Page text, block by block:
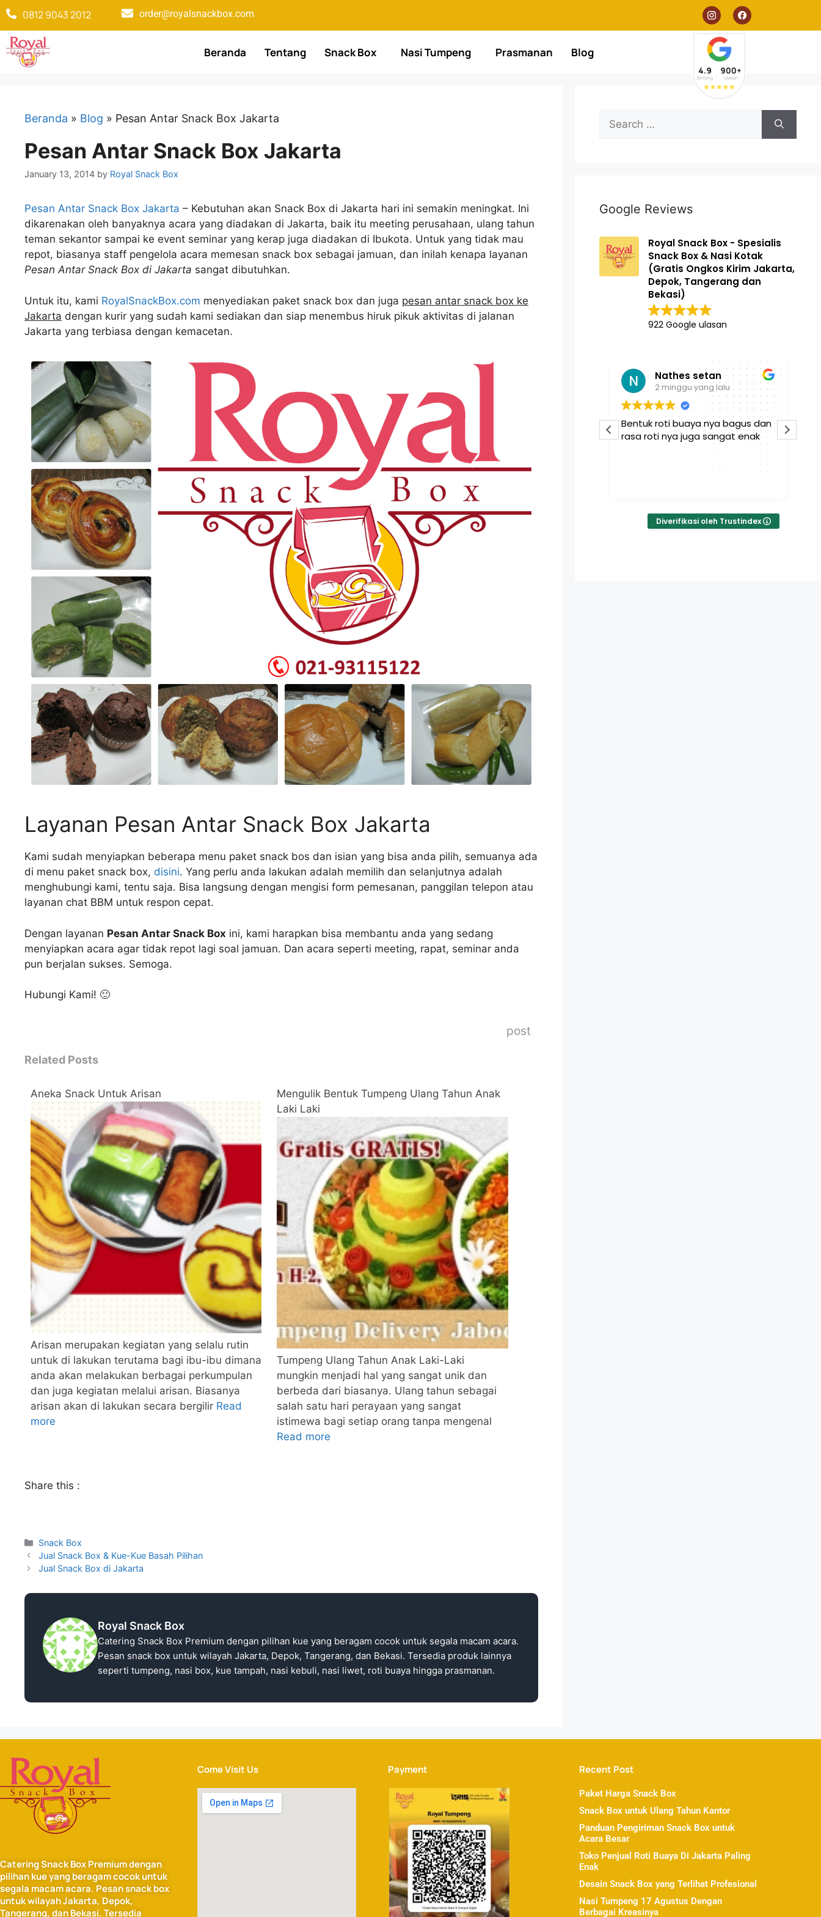
0812 9043 2012 order@royalsnackbox.com
Beranda Tentang Snack Box Nasi Tumpeng Prasmanan Blog
Beranda » Blog » Pesan Antar Snack Box Jakarta
Pesan Antar Snack Box Jakarta
January 13, 2014 by Royal Snack Box
Pesan Antar Snack Box Jakarta – Kebutuhan akan Snack Box di Jakarta hari ini semakin meningkat. Ini
dikarenakan oleh banyaknya acara yang diadakan di Jakarta, baik itu meeting perusahaan, ulang tahun
teman sekantor sampai ke event seminar yang kerap juga diadakan di Ibukota. Untuk yang tidak mau
repot, biasanya staff pengelola acara memesan snack box sebagai jamuan, dan inilah kenapa layanan
Pesan Antar Snack Box di Jakarta sangat dibutuhkan.
Untuk itu, kami RoyalSnackBox.com menyediakan paket snack box dan juga pesan antar snack box ke
Jakarta dengan kurir yang sudah kami sediakan dan siap menembus hiruk pikuk aktivitas di jalanan
Jakarta yang terbiasa dengan kemacetan.
Layanan Pesan Antar Snack Box Jakarta
Kami sudah menyiapkan beberapa menu paket snack bos dan isian yang bisa anda pilih, semuanya ada
di menu paket snack box, disini. Yang perlu anda lakukan adalah memilih dan selanjutnya adalah
menghubungi kami, tentu saja. Bisa langsung dengan mengisi form pemesanan, panggilan telepon atau
layanan chat BBM untuk respon cepat.
Dengan layanan Pesan Antar Snack Box ini, kami harapkan bisa membantu anda yang sedang
menyiapkan acara agar tidak repot lagi soal jamuan. Dan acara seperti meeting, rapat, seminar anda
pun berjalan sukses. Semoga.
Hubungi Kami! 🙂
post
Related Posts
Aneka Snack Untuk Arisan
Arisan merupakan kegiatan yang selalu rutin
untuk di lakukan terutama bagi ibu-ibu dimana
anda akan melakukan berbagai perkumpulan
dan juga kegiatan melalui arisan. Biasanya
arisan akan di lakukan secara bergilir Read
more
Mengulik Bentuk Tumpeng Ulang Tahun Anak
Laki Laki
Tumpeng Ulang Tahun Anak Laki-Laki
mungkin menjadi hal yang sangat unik dan
berbeda dari biasanya. Ulang tahun sebagai
salah satu hari perayaan yang sangat
istimewa bagi setiap orang tanpa mengenal
Read more
Share this :
Snack Box
Jual Snack Box & Kue-Kue Basah Pilihan
Jual Snack Box di Jakarta
Royal Snack Box
Catering Snack Box Premium dengan pilihan kue yang beragam cocok untuk segala macam acara.
Pesan snack box untuk wilayah Jakarta, Depok, Tangerang, dan Bekasi. Tersedia produk lainnya
seperti tumpeng, nasi box, kue tampah, nasi kebuli, nasi liwet, roti buaya hingga prasmanan.
Google Reviews
Royal Snack Box - Spesialis
Snack Box & Nasi Kotak
(Gratis Ongkos Kirim Jakarta,
Depok, Tangerang dan
Bekasi)
922 Google ulasan
Chanel Lestari
Roti buaya sgt memuaskan sgt
mengewakan
Nathes setan
2 minggu yang lalu
Bentuk roti buaya nya bagus dan
rasa roti nya juga sangat enak
Diverifikasi oleh Trustindex
Catering Snack Box Premium dengan
pilihan kue yang beragam cocok untuk
segala macam acara. Pesan snack box
untuk wilayah Jakarta, Depok,
Tangerang, dan Bekasi. Tersedia
Come Visit Us Payment Recent Post
Paket Harga Snack Box
Snack Box untuk Ulang Tahun Kantor
Panduan Pengiriman Snack Box untuk
Acara Besar
Toko Penjual Roti Buaya Di Jakarta Paling
Enak
Desain Snack Box yang Terlihat Profesional
Nasi Tumpeng 17 Agustus Dengan
Berbagai Kreasinya